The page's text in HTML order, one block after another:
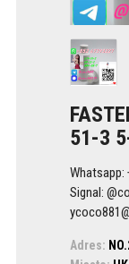
51-3
Whatsapp:
Signal:
Adres: